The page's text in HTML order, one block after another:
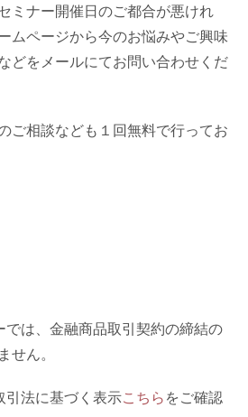
ミナー開催日のご都合が悪けれ
ムページから今のお悩みやご興味
どをメールにてお問い合わせくだ
ご相談なども１回無料で行ってお
では、金融商品取引契約の締結の
せん。
引法に基づく表示こちら をご確認